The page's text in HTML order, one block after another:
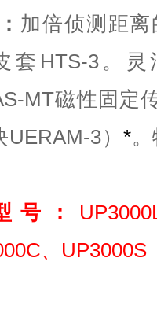
加倍侦测距
套HTS-3。
MT磁性固定
3） *。
号：
、UP3000S